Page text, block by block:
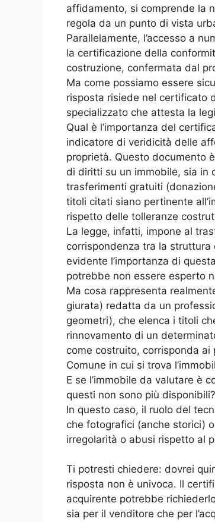
affidamento, si comprende la
regola da un punto di vista
Parallelamente, l’accesso a
la certificazione della
costruzione, confermata dal
Ma come possiamo essere
risposta risiede nel certificato
specializzato che attesta la
Qual è l’importanza del
indicatore di veridicità delle
proprietà. Questo documento
di diritti su un immobile, sia in
trasferimenti gratuiti
titoli citati siano pertinente
rispetto delle tolleranze
La legge, infatti, impone al
corrispondenza tra la
evidente l’importanza di
potrebbe non essere esperto
Ma cosa rappresenta
giurata) redatta da un
geometri), che elenca i titoli
rinnovamento di un
come costruito, corrisponda
Comune in cui si trova
E se l’immobile da valutare è
questi non sono più disponibili?
In questo caso, il ruolo del
che fotografici (anche storici)
irregolarità o abusi rispetto al
Ti potresti chiedere: dovrei
risposta non è univoca. Il
acquirente potrebbe
sia per il venditore che per